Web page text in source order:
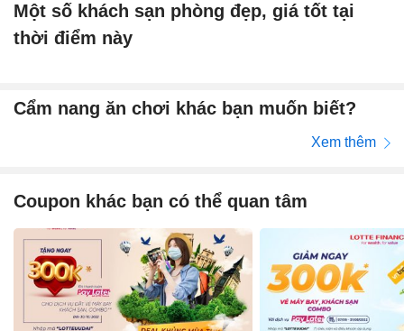
Một số khách sạn phòng đẹp, giá tốt tại
thời điểm này
Cẩm nang ăn chơi khác bạn muốn biết?
Xem thêm
Coupon khác bạn có thể quan tâm